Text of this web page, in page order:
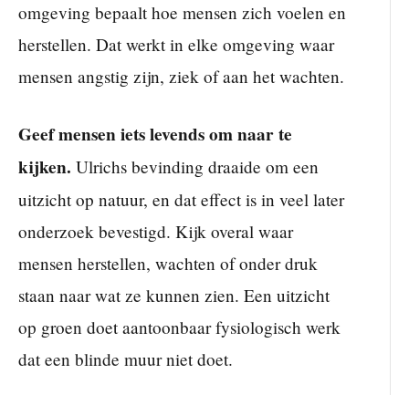
omgeving bepaalt hoe mensen zich voelen en
herstellen. Dat werkt in elke omgeving waar
mensen angstig zijn, ziek of aan het wachten.
Geef mensen iets levends om naar te
kijken. Ulrichs bevinding draaide om een
uitzicht op natuur, en dat effect is in veel later
onderzoek bevestigd. Kijk overal waar
mensen herstellen, wachten of onder druk
staan naar wat ze kunnen zien. Een uitzicht
op groen doet aantoonbaar fysiologisch werk
dat een blinde muur niet doet.